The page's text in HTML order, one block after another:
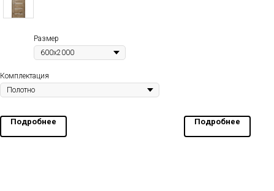
Размер
Комплектация
Подробнее Подробнее